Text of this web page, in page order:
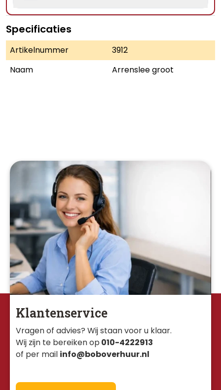
Specificaties
Artikelnummer
3912
Naam
Arrenslee groot
Klantenservice
Vragen of advies? Wij staan voor u klaar.
Wij zijn te bereiken op 010-4222913
of per mail info@boboverhuur.nl